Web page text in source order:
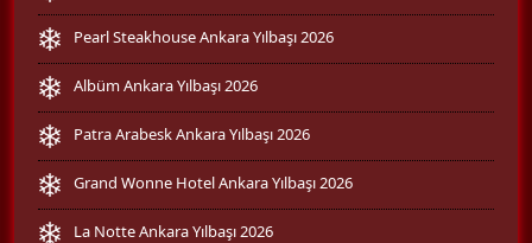
Pearl Steakhouse Ankara Yılbaşı 2026
Albüm Ankara Yılbaşı 2026
Patra Arabesk Ankara Yılbaşı 2026
Grand Wonne Hotel Ankara Yılbaşı 2026
La Notte Ankara Yılbaşı 2026